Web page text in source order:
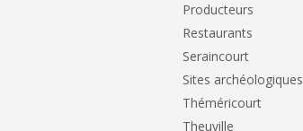
Producteurs
Restaurants
Seraincourt
Sites archéologiques
Théméricourt
Theuville